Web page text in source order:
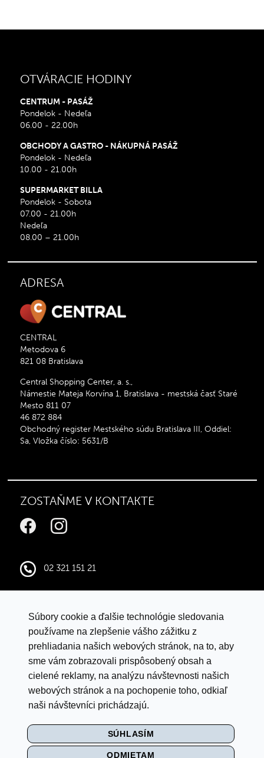
Súbory cookie a ďalšie technológie sledovania
používame na zlepšenie vášho zážitku z
prehliadania našich webových stránok, na to, aby
sme vám zobrazovali prispôsobený obsah a
cielené reklamy, na analýzu návštevnosti našich
webových stránok a na pochopenie toho, odkiaľ
naši návštevníci prichádzajú.
SÚHLASÍM
ODMIETAM
OTVÁRACIE HODINY
CENTRUM - PASÁŽ
Pondelok - Nedeľa
06.00 - 22.00h
OBCHODY A GASTRO - NÁKUPNÁ PASÁŽ
Pondelok - Nedeľa
10.00 - 21.00h
SUPERMARKET BILLA
Pondelok - Sobota
07.00 - 21.00h
Nedeľa
08.00 – 21.00h
ADRESA
CENTRAL
Metodova 6
821 08 Bratislava
Central Shopping Center, a. s.,
Námestie Mateja Korvína 1, Bratislava - mestská časť Staré
Mesto 811 07
46 872 884
Obchodný register Mestského súdu Bratislava III, Oddiel:
Sa, Vložka číslo: 5631/B
ZOSTAŇME V KONTAKTE
02 321 151 21
Google mapy
VYHLÁSENIE O OCHRANE ÚDAJOV
LETNÁ SÚŤAŽ S ISTYLE
MULTI